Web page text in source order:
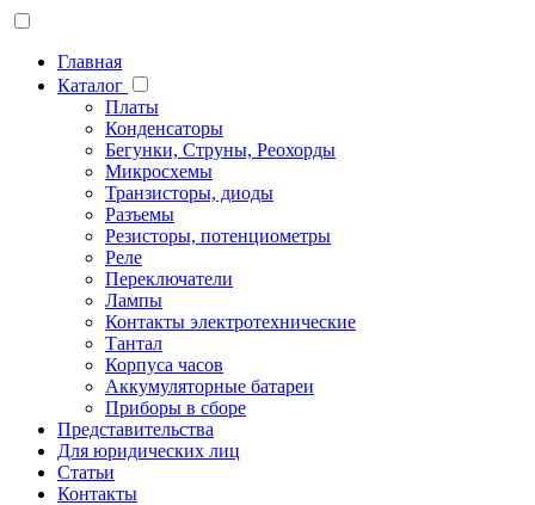
Главная
Каталог
Платы
Конденсаторы
Бегунки, Струны, Реохорды
Микросхемы
Транзисторы, диоды
Разъемы
Резисторы, потенциометры
Реле
Переключатели
Лампы
Контакты электротехнические
Тантал
Корпуса часов
Аккумуляторные батареи
Приборы в сборе
Представительства
Для юридических лиц
Статьи
Контакты